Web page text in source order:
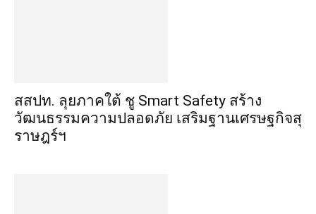
​สสปท. ลุยภาคใต้ ชู Smart Safety สร้าง
วัฒนธรรมความปลอดภัย เสริมฐานเศรษฐกิจสุ
ราษฎร์ฯ